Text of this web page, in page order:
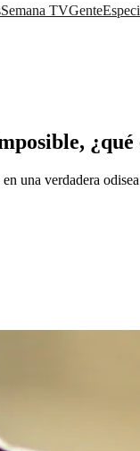
Semana TVGente
¿qué
una verdadera